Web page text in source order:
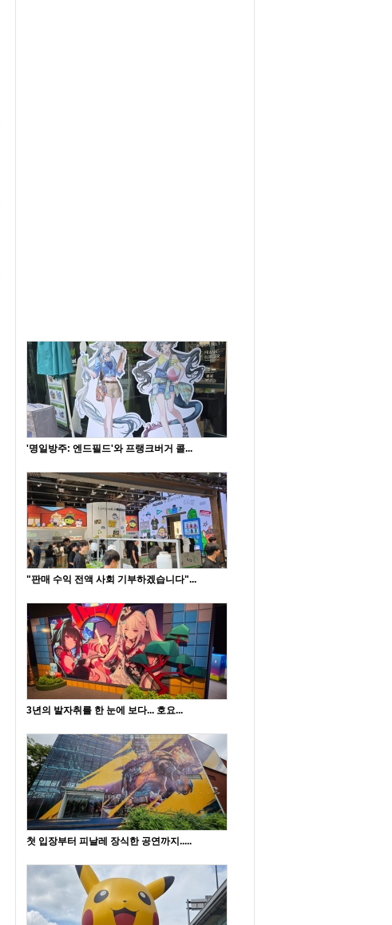
'명일방주: 엔드필드'와 프랭크버거 콜...
"판매 수익 전액 사회 기부하겠습니다"...
3년의 발자취를 한 눈에 보다... 호요...
첫 입장부터 피날레 장식한 공연까지.....